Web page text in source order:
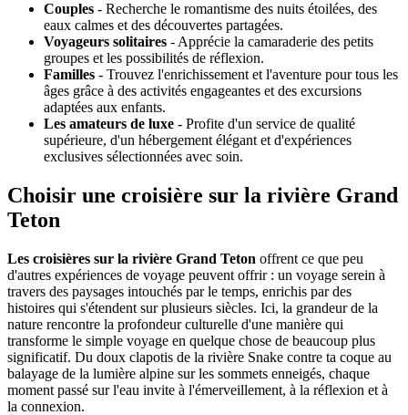
Couples - Recherche le romantisme des nuits étoilées, des
eaux calmes et des découvertes partagées.
Voyageurs solitaires - Apprécie la camaraderie des petits
groupes et les possibilités de réflexion.
Familles - Trouvez l'enrichissement et l'aventure pour tous les
âges grâce à des activités engageantes et des excursions
adaptées aux enfants.
Les amateurs de luxe - Profite d'un service de qualité
supérieure, d'un hébergement élégant et d'expériences
exclusives sélectionnées avec soin.
Choisir une croisière sur la rivière Grand
Teton
Les croisières sur la rivière Grand Teton offrent ce que peu
d'autres expériences de voyage peuvent offrir : un voyage serein à
travers des paysages intouchés par le temps, enrichis par des
histoires qui s'étendent sur plusieurs siècles. Ici, la grandeur de la
nature rencontre la profondeur culturelle d'une manière qui
transforme le simple voyage en quelque chose de beaucoup plus
significatif. Du doux clapotis de la rivière Snake contre ta coque au
balayage de la lumière alpine sur les sommets enneigés, chaque
moment passé sur l'eau invite à l'émerveillement, à la réflexion et à
la connexion.